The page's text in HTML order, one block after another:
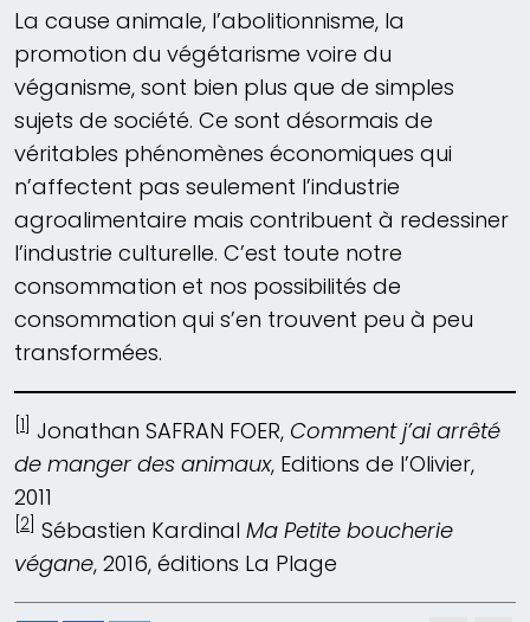
La cause animale, l’abolitionnisme, la
promotion du végétarisme voire du
véganisme, sont bien plus que de simples
sujets de société. Ce sont désormais de
véritables phénomènes économiques qui
n’affectent pas seulement l’industrie
agroalimentaire mais contribuent à redessiner
l’industrie culturelle. C’est toute notre
consommation et nos possibilités de
consommation qui s’en trouvent peu à peu
transformées.
[1] Jonathan SAFRAN FOER, Comment j’ai arrêté
de manger des animaux, Editions de l’Olivier,
2011
[2] Sébastien Kardinal Ma Petite boucherie
végane, 2016, éditions La Plage